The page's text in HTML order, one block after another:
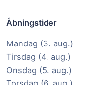
Åbningstider
Mandag (3. aug.)
Tirsdag (4. aug.)
Onsdag (5. aug.)